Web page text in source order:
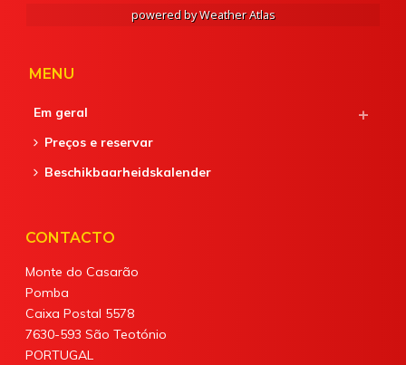
powered byWeather Atlas
MENU
Em geral
Preços e reservar
Beschikbaarheidskalender
CONTACTO
Monte do Casarão
Pomba
Caixa Postal 5578
7630-593 São Teotónio
PORTUGAL